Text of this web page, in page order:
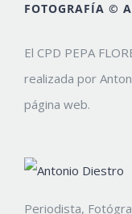
FOTOGRAFÍA ©
El CPD PEPA
realizada por
página web.
Periodista,